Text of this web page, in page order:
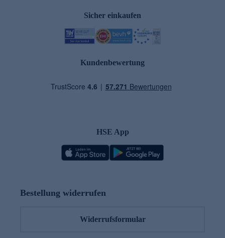
Sicher einkaufen
Kundenbewertung
HSE App
Bestellung widerrufen
Widerrufsformular